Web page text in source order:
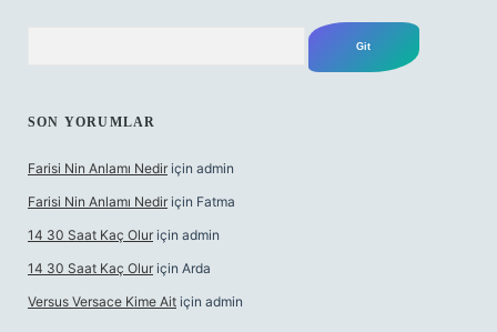
SON YORUMLAR
Farisi Nin Anlamı Nedir için admin
Farisi Nin Anlamı Nedir için Fatma
14 30 Saat Kaç Olur için admin
14 30 Saat Kaç Olur için Arda
Versus Versace Kime Ait için admin